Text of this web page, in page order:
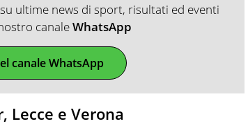
ultime news di sport, risultati ed eventi
canaleWhatsApp
canale WhatsApp
Lecce e Verona